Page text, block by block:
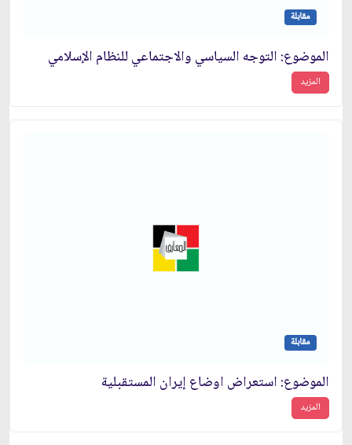
مقابلة
الموضوع: التوجه السياسي والاجتماعي للنظام الإسلامي‏
المزيد
مقابلة
الموضوع: استعراض اوضاع إيران المستقبلية
المزيد